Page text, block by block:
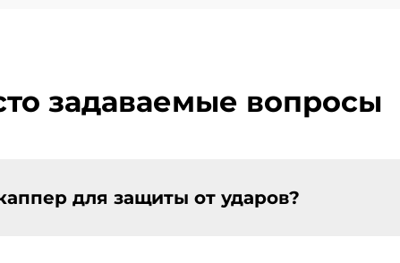
задаваемые вопросы
для защиты от ударов?